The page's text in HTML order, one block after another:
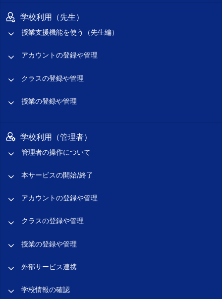
学校利用（先生）
授業支援機能を使う（先生編）
アカウントの登録や管理
クラスの登録や管理
授業の登録や管理
学校利用（管理者）
管理者の操作について
本サービスの開始/終了
アカウントの登録や管理
クラスの登録や管理
授業の登録や管理
外部サービス連携
学校情報の確認